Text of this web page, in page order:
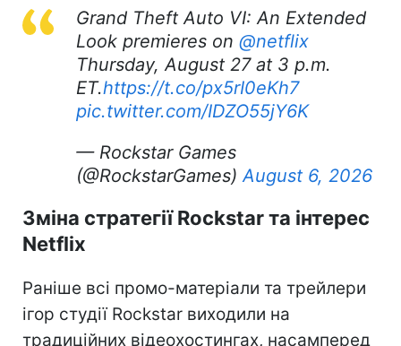
Grand Theft Auto VI: An Extended
Look premieres on @netflix
Thursday, August 27 at 3 p.m.
ET.https://t.co/px5rI0eKh7
pic.twitter.com/IDZO55jY6K
— Rockstar Games
(@RockstarGames) August 6, 2026
Зміна стратегії Rockstar та інтерес
Netflix
Раніше всі промо-матеріали та трейлери
ігор студії Rockstar виходили на
традиційних відеохостингах, насамперед